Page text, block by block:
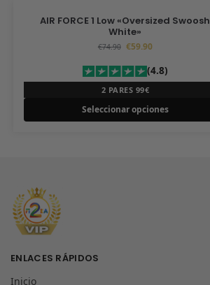
AIR FORCE 1 Low «Oversized Swoosh
White»
€74.90 €59.90
(4.8)
2 PARES 99€
Seleccionar opciones
ENLACES RÁPIDOS
Inicio